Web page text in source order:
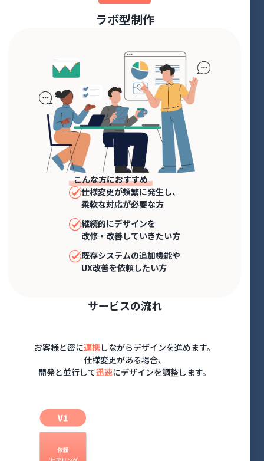
ラボ型制作
こんな方におすすめ
仕様変更が頻繁に発生し、
柔軟な対応が必要な方
継続的にデザインを
改修・改善していきたい方
既存システムの追加機能や
UX改善を依頼したい方
サービスの流れ
お客様と密に連携しながらデザインを進めます。
仕様変更がある場合、
開発と並行して迅速にデザインを調整します。